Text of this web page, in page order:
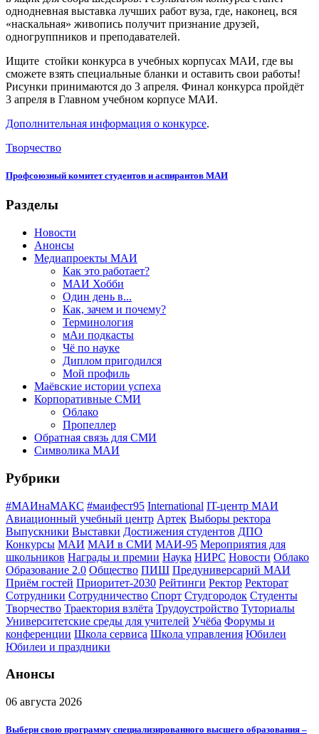
однодневная выставка лучших работ вуза, где, наконец, вся
«наскальная» живопись получит признание друзей,
одногруппников и преподавателей.
Ищите стойки конкурса в учебных корпусах МАИ, где вы
сможете взять специальные бланки и оставить свои работы!
Рисунки принимаются до 3 апреля. Финал конкурса пройдёт
3 апреля в Главном учебном корпусе МАИ.
Дополнительная информация о конкурсе.
Творчество
Профсоюзный комитет студентов и аспирантов МАИ
Разделы
Новости
Анонсы
Медиапроекты МАИ
Как это работает?
МАИ Хобби
Один день в...
Как, зачем и почему?
Терминология
мАи подкасты
Чё по науке
Диплом пригодился
Мой профиль
Маёвские истории успеха
Корпоративные СМИ
Облако
Пропеллер
Обратная связь для СМИ
Символика МАИ
Рубрики
#МАИнаМАКС #маифест95 International IT-центр МАИ
Авиационный учебный центр Артек Выборы ректора
Выпускники Выставки Достижения студентов ДПО
Конкурсы МАИ МАИ в СМИ МАИ-95 Мероприятия для
школьников Награды и премии Наука НИРС Новости Облако
Образование 2.0 Общество ПИШ Предуниверсарий МАИ
Приём гостей Приоритет-2030 Рейтинги Ректор Ректорат
Сотрудники Сотрудничество Спорт Студгородок Студенты
Творчество Траектория взлёта Трудоустройство Туториалы
Университетские среды для учителей Учёба Форумы и
конференции Школа сервиса Школа управления Юбилеи
Юбилеи и праздники
Анонсы
06 августа 2026
Выбери свою программу специализированного высшего образования –